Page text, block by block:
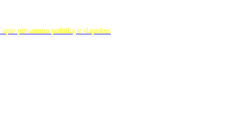
apie privatumo politiką ir slapukus